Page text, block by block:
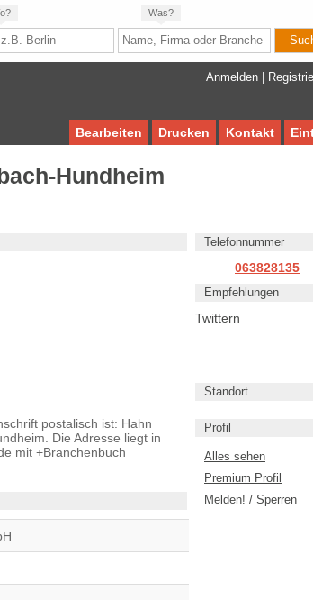
Was?
Anmelden
Kontakt
Drucken
Bearbeiten
Hundheim
postalisch ist: Hahn
Die Adresse liegt in
mit +Branchenbuch
Telefonnummer
063828135
Empfehlungen
Twittern
Standort
Profil
Alles sehen
Premium Profil
Melden! / Sperren